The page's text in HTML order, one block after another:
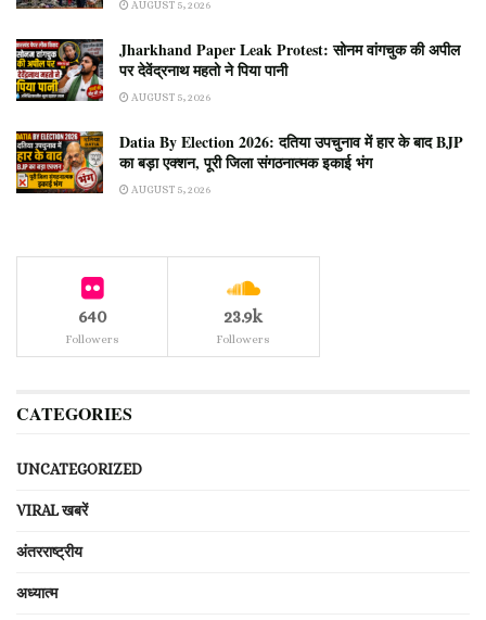
AUGUST 5, 2026
Jharkhand Paper Leak Protest: सोनम वांगचुक की अपील
पर देवेंद्रनाथ महतो ने पिया पानी
AUGUST 5, 2026
Datia By Election 2026: दतिया उपचुनाव में हार के बाद BJP
का बड़ा एक्शन, पूरी जिला संगठनात्मक इकाई भंग
AUGUST 5, 2026
640
Followers
23.9k
Followers
CATEGORIES
UNCATEGORIZED
VIRAL खबरें
अंतरराष्ट्रीय
अध्यात्म